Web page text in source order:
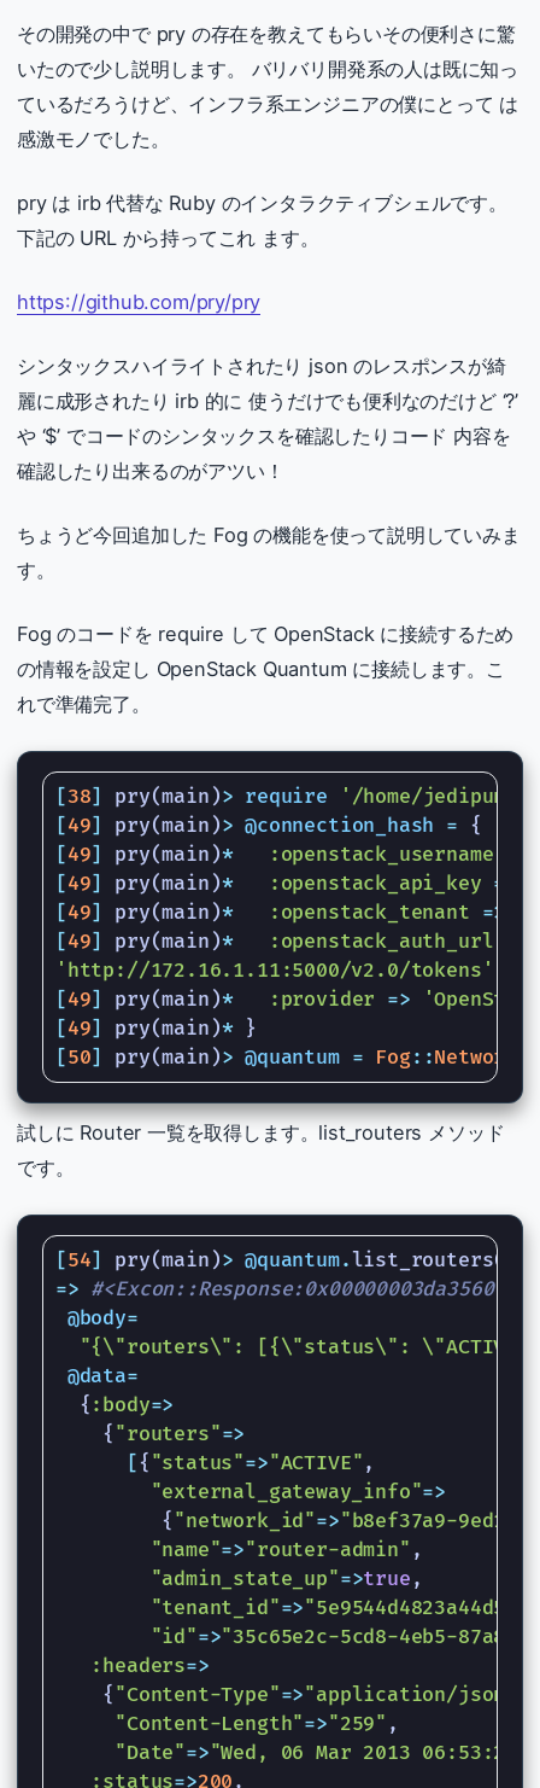
その開発の中で pry の存在を教えてもらいその便利さに驚
いたので少し説明します。 バリバリ開発系の人は既に知っ
ているだろうけど、インフラ系エンジニアの僕にとって は
感激モノでした。
pry は irb 代替な Ruby のインタラクティブシェルです。
下記の URL から持ってこれ ます。
https://github.com/pry/pry
シンタックスハイライトされたり json のレスポンスが綺
麗に成形されたり irb 的に 使うだけでも便利なのだけど ‘?’
や ‘$’ でコードのシンタックスを確認したりコード 内容を
確認したり出来るのがアツい！
ちょうど今回追加した Fog の機能を使って説明していみま
す。
Fog のコードを require して OpenStack に接続するため
の情報を設定し OpenStack Quantum に接続します。こ
れで準備完了。
[38] pry(main )> require
'/home/
[49] pry(main )> @connection_hash = {
[49] pry(main )* :openstack_username
[49] pry(main )* :openstack_api_key =>
[49] pry(main )* :openstack_tenant =>
[49] pry(main )* :openstack_auth_url
'http://172.16.1.11:5000/v2.0/tokens'
[49] pry(main )* :provider =>
[49] pry(main )*
}
[50] pry(main )> @quantum = Fog::Network
試しに Router 一覧を取得します。list_routers メソッド
です。
[54] pry(main )> @quantum. list_routers()
=> #<Excon::Response:0x00000003da3560
@body=
"{ \"routers\" : [{ \"status\" : \"ACTIVE
@data=
{ :body=>
{ "routers"=>
[{ "status"=>"ACTIVE" ,
"external_gateway_info"=>
{ "network_id"=>"b8ef37a9-9ed1-
"name"=>"router-admin" ,
"admin_state_up"=>true ,
"tenant_id"=>
"id"=>"35c65e2c-5cd8-4eb5-87a8-
:headers=>
{ "Content-Type"=>"application/json"
"Content-Length"=>"259" ,
"Date"=>"Wed, 06 Mar 2013 06:53:22
:status=>200 ,